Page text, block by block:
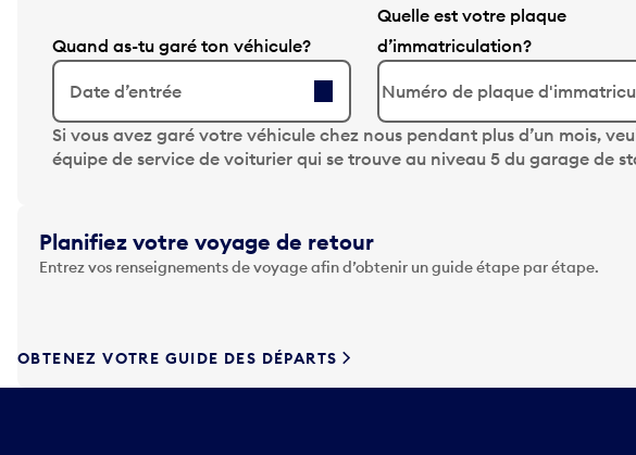
Quand as-tu garé ton véhicule?
Date d’entrée
A
p
y
e
z
r
Quelle est votre plaque
d’immatriculation?
Si vous avez garé votre véhicule chez nous pendant plus d’un mois,
équipe de service de voiturier qui se trouve au niveau 5 du garage de
Planifiez votre voyage de retour
Entrez vos renseignements de voyage afin d’obtenir un guide étape par étape.
OBTENEZ VOTRE GUIDE DES DÉPARTS